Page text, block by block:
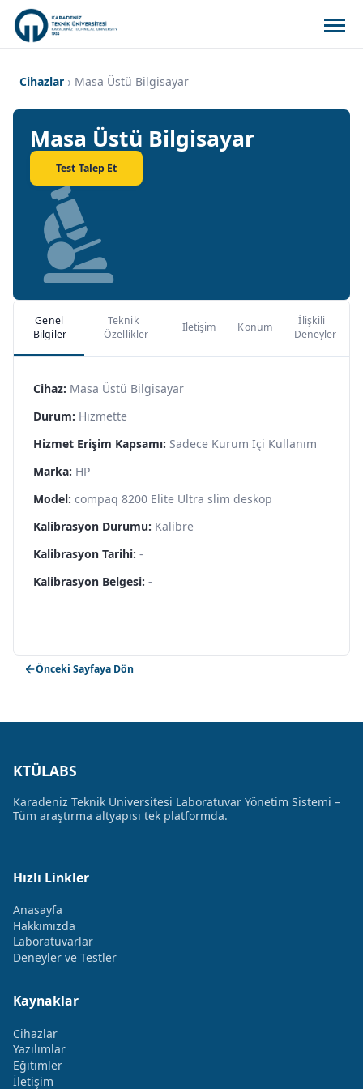
Cihazlar Masa Üstü Bilgisayar
Masa Üstü Bilgisayar
Test Talep Et
Genel
Bilgiler
Teknik
Özellikler
İletişim Konum
İlişkili
Deneyler
Cihaz: Masa Üstü Bilgisayar
Durum: Hizmette
Hizmet Erişim Kapsamı: Sadece Kurum İçi Kullanım
Marka: HP
Model: compaq 8200 Elite Ultra slim deskop
Kalibrasyon Durumu: Kalibre
Kalibrasyon Tarihi: -
Kalibrasyon Belgesi: -
Önceki Sayfaya Dön
KTÜLABS
Karadeniz Teknik Üniversitesi Laboratuvar Yönetim Sistemi –
Tüm araştırma altyapısı tek platformda.
Hızlı Linkler
Anasayfa
Hakkımızda
Laboratuvarlar
Deneyler ve Testler
Kaynaklar
Cihazlar
Yazılımlar
Eğitimler
İletişim